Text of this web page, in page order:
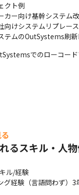
クト例
カー向け基幹システム
向けシステムリプレース
テムのOutSystems刷
でのローコード
るスキル・人
ル/経験
グ経験（言語問わず）3